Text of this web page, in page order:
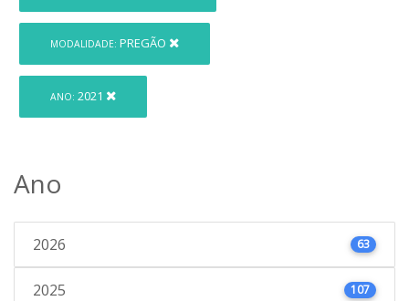
MODALIDADE: PREGÃO
ANO: 2021
Ano
2026 63
2025 107